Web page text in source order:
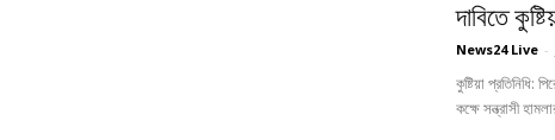
দাবিতে
News24 Live -
কুষ্টিয়া
কক্ষে সন্ত্রাসী